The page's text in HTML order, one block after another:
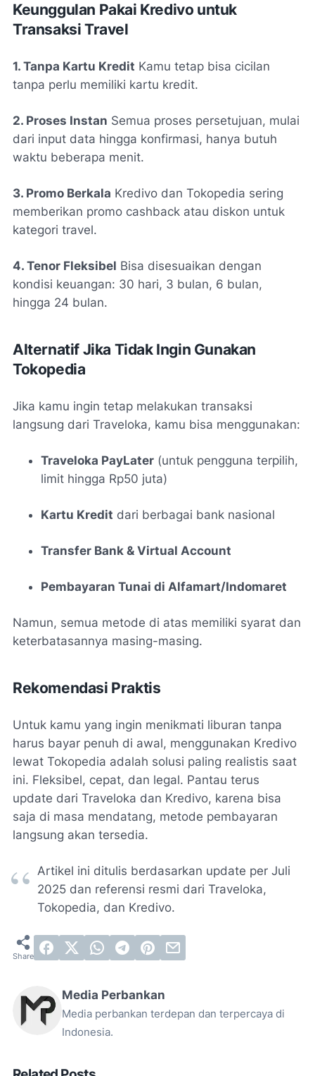
Keunggulan Pakai Kredivo untuk
Transaksi Travel
1. Tanpa Kartu Kredit Kamu tetap bisa cicilan
tanpa perlu memiliki kartu kredit.
2. Proses Instan Semua proses persetujuan, mulai
dari input data hingga konfirmasi, hanya butuh
waktu beberapa menit.
3. Promo Berkala Kredivo dan Tokopedia sering
memberikan promo cashback atau diskon untuk
kategori travel.
4. Tenor Fleksibel Bisa disesuaikan dengan
kondisi keuangan: 30 hari, 3 bulan, 6 bulan,
hingga 24 bulan.
Alternatif Jika Tidak Ingin Gunakan
Tokopedia
Jika kamu ingin tetap melakukan transaksi
langsung dari Traveloka, kamu bisa menggunakan:
Traveloka PayLater (untuk pengguna terpilih,
limit hingga Rp50 juta)
Kartu Kredit dari berbagai bank nasional
Transfer Bank & Virtual Account
Pembayaran Tunai di Alfamart/Indomaret
Namun, semua metode di atas memiliki syarat dan
keterbatasannya masing-masing.
Rekomendasi Praktis
Untuk kamu yang ingin menikmati liburan tanpa
harus bayar penuh di awal, menggunakan Kredivo
lewat Tokopedia adalah solusi paling realistis saat
ini. Fleksibel, cepat, dan legal. Pantau terus
update dari Traveloka dan Kredivo, karena bisa
saja di masa mendatang, metode pembayaran
langsung akan tersedia.
Artikel ini ditulis berdasarkan update per Juli
2025 dan referensi resmi dari Traveloka,
Tokopedia, dan Kredivo.
Media Perbankan
Media perbankan terdepan dan terpercaya di
Indonesia.